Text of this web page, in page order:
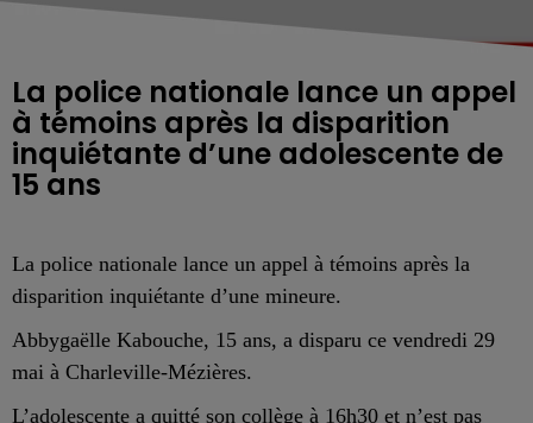
La police nationale lance un appel
à témoins après la disparition
inquiétante d’une adolescente de
15 ans
La police nationale lance un appel à témoins après la
disparition inquiétante d’une mineure.
Abbygaëlle Kabouche, 15 ans, a disparu ce vendredi 29
mai à Charleville-Mézières.
L’adolescente a quitté son collège à 16h30 et n’est pas